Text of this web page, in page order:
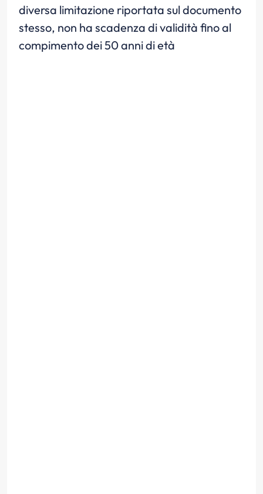
diversa limitazione riportata sul documento
stesso, non ha scadenza di validità fino al
compimento dei 50 anni di età